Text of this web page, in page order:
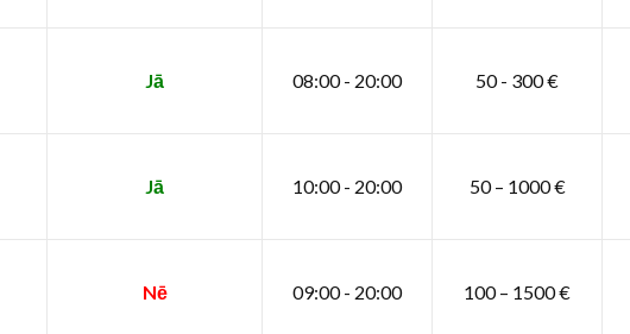
Jā 08:00 - 20:00 50 - 300 €
Jā 10:00 - 20:00 50 – 1000 €
Nē 09:00 - 20:00 100 – 1500 €